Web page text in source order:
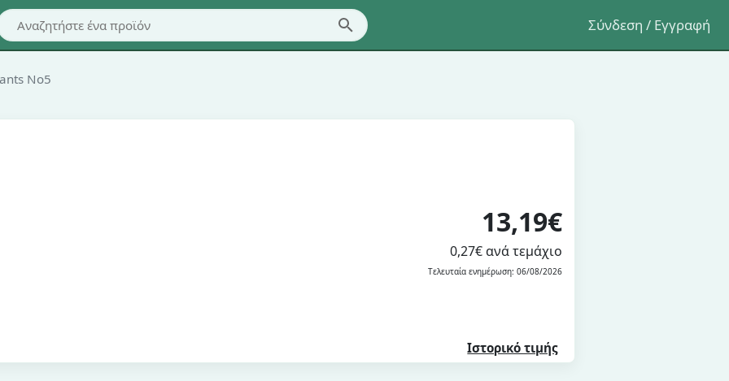
Σύνδεση / Εγγραφή
No5
13,19€
0,27€ ανά τεμάχιο
Τελευταία ενημέρωση: 06/08/2026
Ιστορικό τιμής